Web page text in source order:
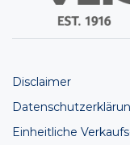
Disclaimer
Einheitliche